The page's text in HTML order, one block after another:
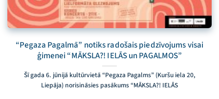
“Pegaza Pagalmā” notiks radošais piedzīvojums visai
ģimenei “MĀKSLA?! IELĀS un PAGALMOS”
Šī gada 6. jūnijā kultūrvietā “Pegaza Pagalms” (Kuršu iela 20,
Liepāja) norisināsies pasākums “MĀKSLA?! IELĀS